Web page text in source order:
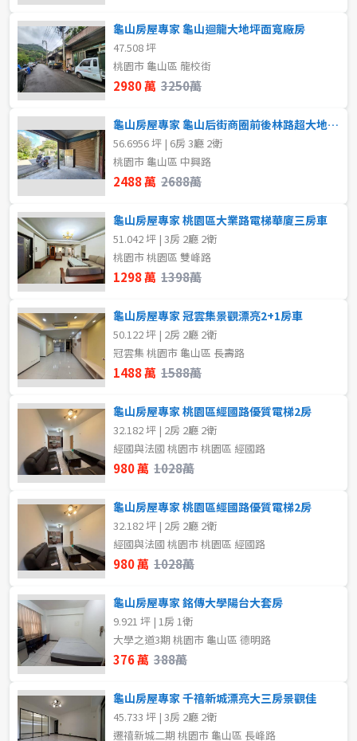
4房 5房以上
屋齡
不拘
售價
格局
2房 3房
4房
租金(元)
龜山房屋專家 龜山迴龍大地坪面寬廠房
47.508 坪
桃園市 龜山區 龍校街
2980 萬 3250萬
龜山房屋專家 龜山后街商圈前後林路超大地坪邊間透天
56.6956 坪 | 6房 3廳 2衛
桃園市 龜山區 中興路
2488 萬 2688萬
龜山房屋專家 桃園區大業路電梯華廈三房車
51.042 坪 | 3房 2廳 2衛
桃園市 桃園區 雙峰路
1298 萬 1398萬
龜山房屋專家 冠雲集景觀漂亮2+1房車
50.122 坪 | 2房 2廳 2衛
冠雲集 桃園市 龜山區 長壽路
1488 萬 1588萬
龜山房屋專家 桃園區經國路優質電梯2房
32.182 坪 | 2房 2廳 2衛
經國與法國 桃園市 桃園區 經國路
980 萬 1028萬
龜山房屋專家 桃園區經國路優質電梯2房
32.182 坪 | 2房 2廳 2衛
經國與法國 桃園市 桃園區 經國路
980 萬 1028萬
龜山房屋專家 銘傳大學陽台大套房
9.921 坪 | 1房 1衛
大學之道3期 桃園市 龜山區 德明路
376 萬 388萬
龜山房屋專家 千禧新城漂亮大三房景觀佳
45.733 坪 | 3房 2廳 2衛
遷禧新城二期 桃園市 龜山區 長峰路